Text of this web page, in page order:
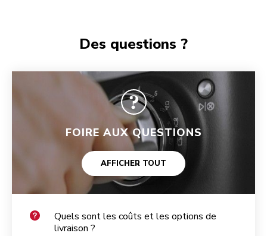
Des questions ?
FOIRE AUX QUESTIONS
AFFICHER TOUT
Quels sont les coûts et les options de
livraison ?